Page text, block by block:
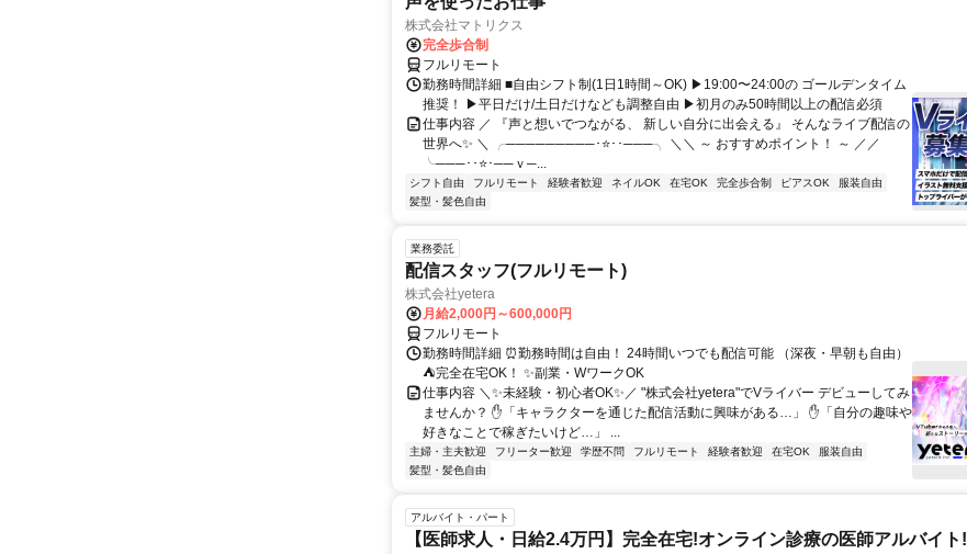
株式会社マトリクス
完全歩合制
フルリモート
勤務時間詳細 ■自由シフト制(1日1時間～OK) ▶19:00〜24:00の ゴールデンタイム
推奨！ ▶平日だけ/土日だけなども調整自由 ▶初月のみ50時間以上の配信必須
仕事内容 ／ 『声と想いでつながる、 新しい自分に出会える』 そんなライブ配信の
世界へ✨ ＼ ╭─────────･⭐･･───╮ ＼＼ ～ おすすめポイント！ ～ ／／
╰───･･⭐･──ｖ─...
シフト自由 フルリモート 経験者歓迎 ネイルOK 在宅OK 完全歩合制 ピアスOK
服装自由
髪型・髪色自由
業務委託
配信スタッフ(フルリモート)
株式会社yetera
月給2,000円～600,000円
フルリモート
勤務時間詳細 ⏰勤務時間は自由！ 24時間いつでも配信可能 （深夜・早朝も自由）
⛺完全在宅OK！ ✨副業・WワークOK
仕事内容 ＼✨未経験・初心者OK✨／ "株式会社yetera"でVライバー デビューしてみ
ませんか？ ✋「キャラクターを通じた配信活動に興味がある…」 ✋「自分の趣味や
好きなことで稼ぎたいけど…」 ...
主婦・主夫歓迎 フリーター歓迎 学歴不問 フルリモート 経験者歓迎 在宅OK
服装自由
髪型・髪色自由
アルバイト・パート
【医師求人・日給2.4万円】完全在宅!オンライン診療の医師アルバイト!